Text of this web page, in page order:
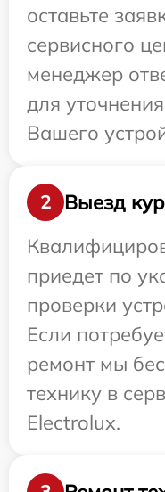
оставьте
сервисного
менеджер
для
Вашего
2
Выезд
приедет по
проверки
Если
ремонт мы
технику в
Electrolux.